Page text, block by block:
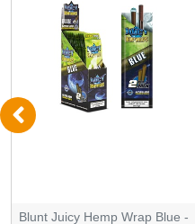
Blunt Juicy Hemp Wrap Blue -